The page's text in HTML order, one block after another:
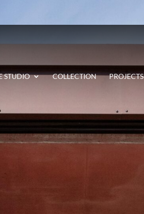
STUDIO COLLECTION PROJECTS